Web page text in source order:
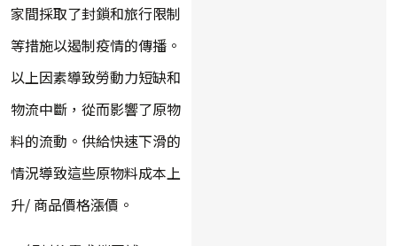
家間採取了封鎖和旅行限制
等措施以遏制疫情的傳播。
以上因素導致勞動力短缺和
物流中斷，從而影響了原物
料的流動。供給快速下滑的
情況導致這些原物料成本上
升/ 商品價格漲價。